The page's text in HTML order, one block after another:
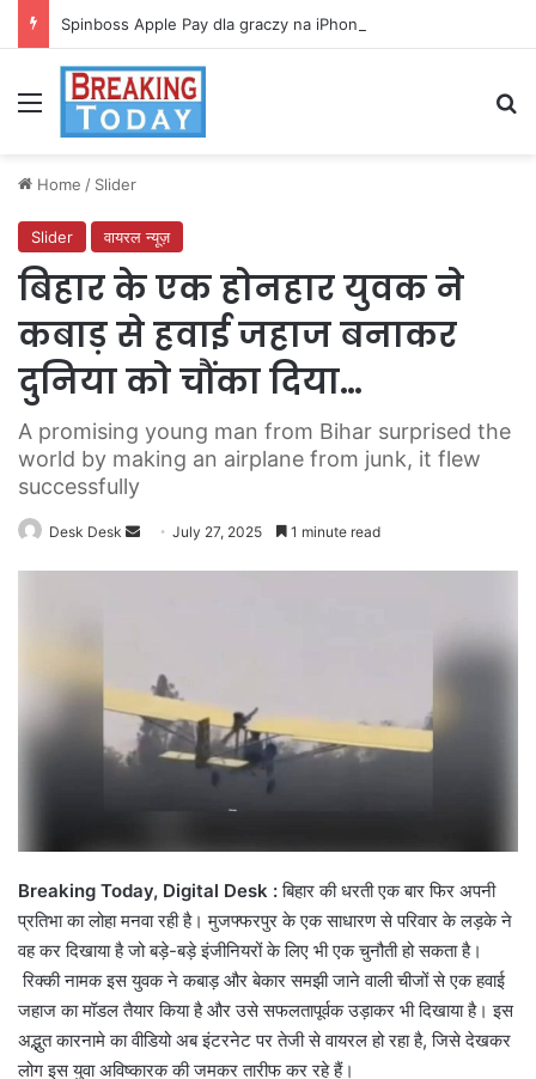
Spinboss Apple Pay dla graczy na iPhone
Menu
Home / Slider
Slider वायरल न्यूज़
बिहार के एक होनहार युवक ने
कबाड़ से हवाई जहाज बनाकर
दुनिया को चौंका दिया…
A promising young man from Bihar surprised the
world by making an airplane from junk, it flew
successfully
Desk Desk
SendJuly 27, 2025 1 minute read
Breaking Today, Digital Desk :बिहार की धरती एक बार फिर अपनी
प्रतिभा का लोहा मनवा रही है। मुजफ्फरपुर के एक साधारण से परिवार के लड़के ने
वह कर दिखाया है जो बड़े-बड़े इंजीनियरों के लिए भी एक चुनौती हो सकता है।
रिक्की नामक इस युवक ने कबाड़ और बेकार समझी जाने वाली चीजों से एक हवाई
जहाज का मॉडल तैयार किया है और उसे सफलतापूर्वक उड़ाकर भी दिखाया है। इस
अद्भुत कारनामे का वीडियो अब इंटरनेट पर तेजी से वायरल हो रहा है, जिसे देखकर
लोग इस युवा अविष्कारक की जमकर तारीफ कर रहे हैं।